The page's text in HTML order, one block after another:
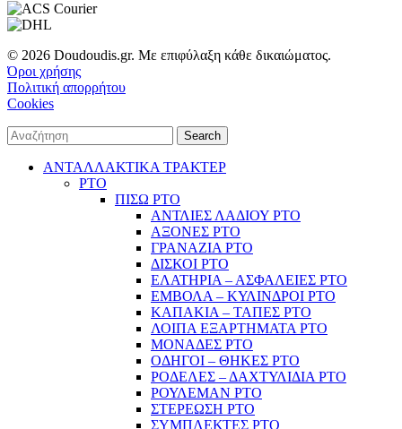
© 2026 Doudoudis.gr. Με επιφύλαξη κάθε δικαιώματος.
Όροι χρήσης
Πολιτική απορρήτου
Cookies
Search
ΑΝΤΑΛΛΑΚΤΙΚΑ ΤΡΑΚΤΕΡ
PTO
ΠΙΣΩ PTO
ΑΝΤΛΙΕΣ ΛΑΔΙΟΥ PTO
ΑΞΟΝΕΣ PTO
ΓΡΑΝΑΖΙΑ PTO
ΔΙΣΚΟΙ PTO
ΕΛΑΤΗΡΙΑ – ΑΣΦΑΛΕΙΕΣ PTO
ΕΜΒΟΛΑ – ΚΥΛΙΝΔΡΟΙ PTO
ΚΑΠΑΚΙΑ – ΤΑΠΕΣ PTO
ΛΟΙΠΑ ΕΞΑΡΤΗΜΑΤΑ PTO
ΜΟΝΑΔΕΣ PTO
ΟΔΗΓΟΙ – ΘΗΚΕΣ PTO
ΡΟΔΕΛΕΣ – ΔΑΧΤΥΛΙΔΙΑ PTO
ΡΟΥΛΕΜΑΝ PTO
ΣΤΕΡΕΩΣΗ PTO
ΣΥΜΠΛΕΚΤΕΣ PTO